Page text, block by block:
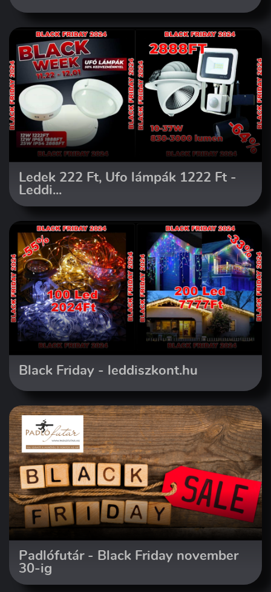
Ledek 222 Ft, Ufo lámpák 1222 Ft -
Leddi...
Black Friday - leddiszkont.hu
Padlófutár - Black Friday november
30-ig